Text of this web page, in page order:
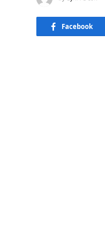
Facebook